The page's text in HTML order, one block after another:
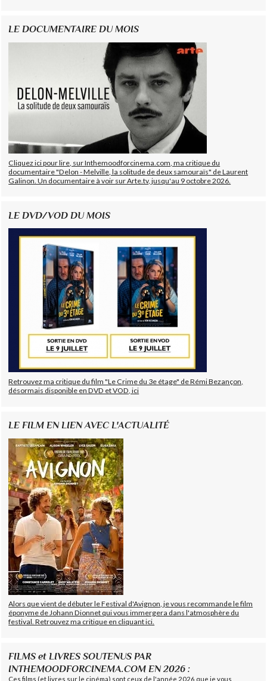
LE DOCUMENTAIRE DU MOIS
Cliquez ici pour lire, sur Inthemoodforcinema.com, ma critique du
documentaire "Delon - Melville, la solitude de deux samouraïs" de Laurent
Galinon. Un documentaire à voir sur Arte.tv, jusqu'au 9 octobre 2026.
LE DVD/VOD DU MOIS
Retrouvez ma critique du film "Le Crime du 3e étage" de Rémi Bezançon,
désormais disponible en DVD et VOD, ici
LE FILM EN LIEN AVEC L'ACTUALITÉ
Alors que vient de débuter le Festival d'Avignon, je vous recommande le film
éponyme de Johann Dionnet qui vous immergera dans l'atmosphère du
festival. Retrouvez ma critique en cliquant ici.
FILMS et LIVRES SOUTENUS PAR
INTHEMOODFORCINEMA.COM EN 2026 :
Ces films (et livres sur le cinéma) sont ceux de l'année 2026 que je vous